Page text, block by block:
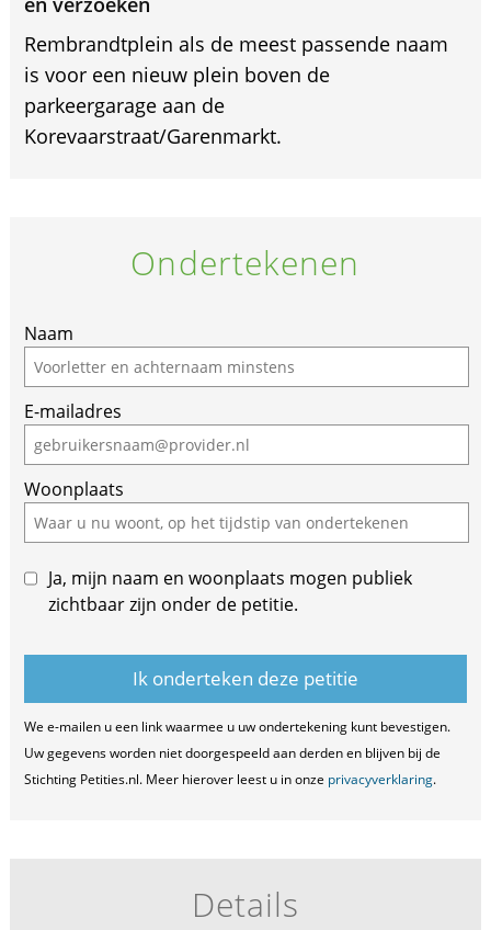
Rembrandtplein als de meest passende naam
is voor een nieuw plein boven de
parkeergarage aan de
Korevaarstraat/Garenmarkt.
Ondertekenen
Naam
E-mailadres
Woonplaats
Ja, mijn naam en woonplaats mogen publiek
zichtbaar zijn onder de petitie.
We e-mailen u een link waarmee u uw ondertekening kunt bevestigen.
Uw gegevens worden niet doorgespeeld aan derden en blijven bij de
Stichting Petities.nl. Meer hierover leest u in onze privacyverklaring.
Details